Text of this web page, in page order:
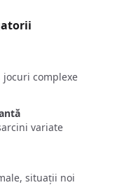
complexe
variate
situații noi